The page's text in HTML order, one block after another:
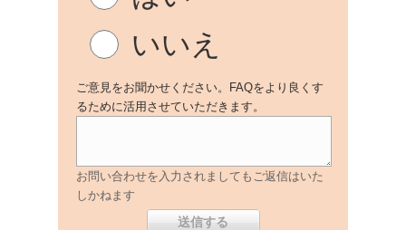
いいえ
ご意見をお聞かせください。FAQをより良くす
るために活用させていただきます。
お問い合わせを入力されましてもご返信はいた
しかねます